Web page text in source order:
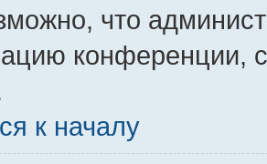
что
конференции,
к началу